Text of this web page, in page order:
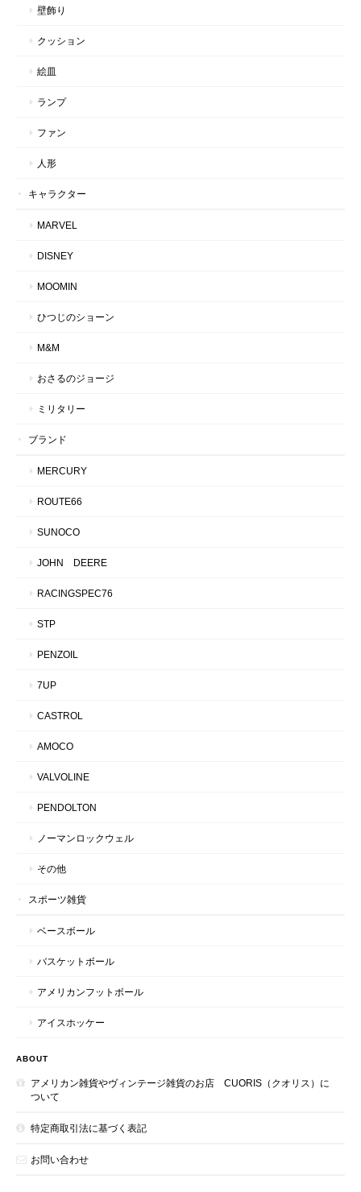
壁飾り
クッション
絵皿
ランプ
ファン
人形
キャラクター
MARVEL
DISNEY
MOOMIN
ひつじのショーン
M&M
おさるのジョージ
ミリタリー
ブランド
MERCURY
ROUTE66
SUNOCO
JOHN DEERE
RACINGSPEC76
STP
PENZOIL
7UP
CASTROL
AMOCO
VALVOLINE
PENDOLTON
ノーマンロックウェル
その他
スポーツ雑貨
ベースボール
バスケットボール
アメリカンフットボール
アイスホッケー
ABOUT
アメリカン雑貨やヴィンテージ雑貨のお店 CUORIS（クオリス）に
ついて
特定商取引法に基づく表記
お問い合わせ